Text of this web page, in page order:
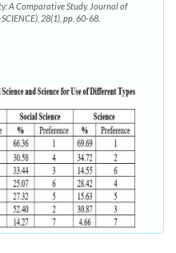
A Comparative Study. Journal of
28(1), pp. 60-68.